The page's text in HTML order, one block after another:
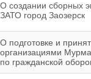
О создании сборных
ЗАТО город Заозерск
О подготовке и
организациями
по гражданской